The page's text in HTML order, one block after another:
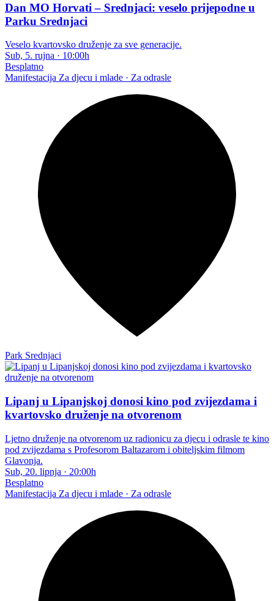
Dan MO Horvati – Srednjaci: veselo prijepodne u
Parku Srednjaci
Veselo kvartovsko druženje za sve generacije.
Sub, 5. rujna · 10:00h
Besplatno
Manifestacija Za djecu i mlade · Za odrasle
Park Srednjaci
Lipanj u Lipanjskoj donosi kino pod zvijezdama i
kvartovsko druženje na otvorenom
Ljetno druženje na otvorenom uz radionicu za djecu i odrasle te kino
pod zvijezdama s Profesorom Baltazarom i obiteljskim filmom
Glavonja.
Sub, 20. lipnja · 20:00h
Besplatno
Manifestacija Za djecu i mlade · Za odrasle